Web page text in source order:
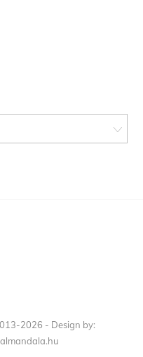
2026 - Design by: